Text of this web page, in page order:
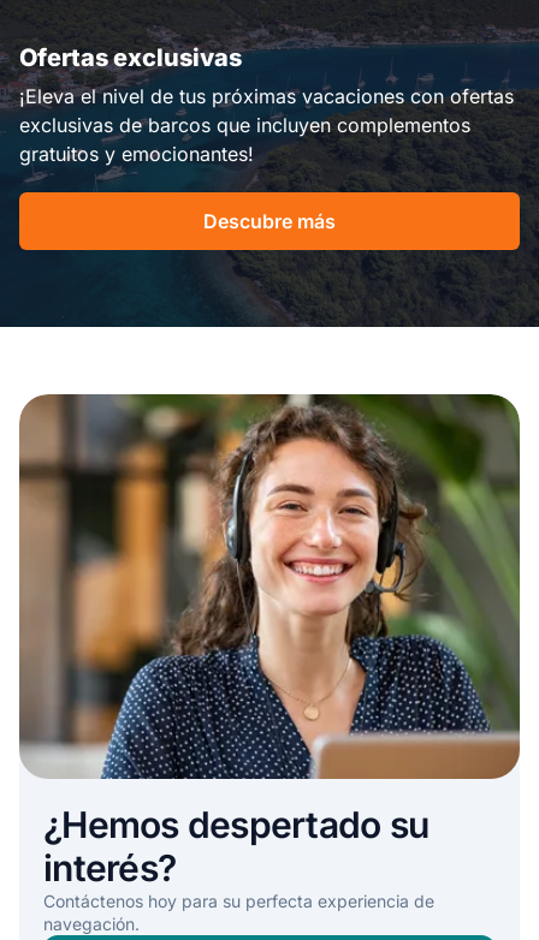
Ofertas exclusivas
¡Eleva el nivel de tus próximas vacaciones con ofertas
exclusivas de barcos que incluyen complementos
gratuitos y emocionantes!
Descubre más
¿Hemos despertado su
interés?
Contáctenos hoy para su perfecta experiencia de
navegación.